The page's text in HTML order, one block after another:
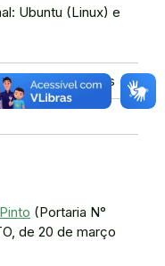
Ubuntu (Linux) e
de computadores
(Portaria N°
de 20 de março